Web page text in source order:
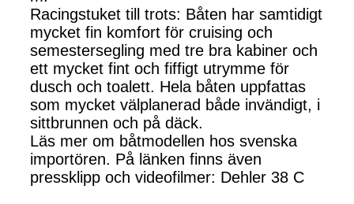
Racingstuket till trots: Båten har samtidigt
mycket fin komfort för cruising och
semestersegling med tre bra kabiner och
ett mycket fint och fiffigt utrymme för
dusch och toalett. Hela båten uppfattas
som mycket välplanerad både invändigt, i
sittbrunnen och på däck.
Läs mer om båtmodellen hos svenska
importören. På länken finns även
pressklipp och videofilmer: Dehler 38 C